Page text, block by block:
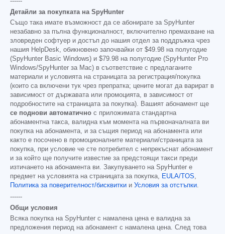
Детайли за покупката на SpyHunter
Също така имате възможност да се абонирате за SpyHunter
незабавно за пълна функционалност, включително премахване на
зловреден софтуер и достъп до нашия отдел за поддръжка чрез
нашия HelpDesk, обикновено започвайки от $49.98 на полугодие
(SpyHunter Basic Windows) и $79.98 на полугодие (SpyHunter Pro
Windows/SpyHunter за Mac) в съответствие с предлаганите
материали и условията на страницата за регистрация/покупка
(които са включени тук чрез препратка; цените могат да варират в
зависимост от държавата или промоцията, в зависимост от
подробностите на страницата за покупка). Вашият абонамент ще
се поднови автоматично с приложимата стандартна
абонаментна такса, валидна към момента на първоначалната ви
покупка на абонамента, и за същия период на абонамента или
както е посочено в промоционалните материали/страницата за
покупка, при условие че сте потребител с непрекъснат абонамент
и за който ще получите известие за предстоящи такси преди
изтичането на абонамента ви. Закупуването на SpyHunter е
предмет на условията на страницата за покупка, EULA/TOS,
Политика за поверителност/бисквитки и Условия за отстъпки.
------
Общи условия
Всяка покупка на SpyHunter с намалена цена е валидна за
предложения период на абонамент с намалена цена. След това